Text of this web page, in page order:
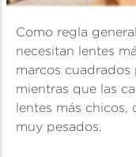
Como regla
necesitan lentes
marcos cuadrados
mientras que las
lentes más chicos,
muy pesados.